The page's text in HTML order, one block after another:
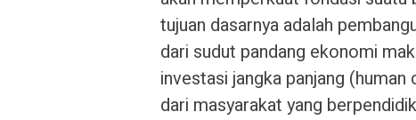
tujuan dasarnya adalah
dari sudut pandang ekonomi
investasi jangka panjang
dari masyarakat yang